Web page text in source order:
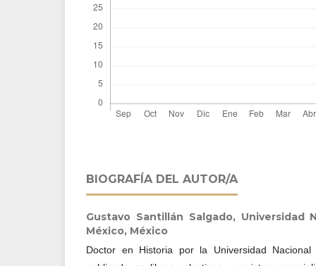
BIOGRAFÍA DEL AUTOR/A
Gustavo Santillán Salgado, Universidad
México, México
Doctor en Historia por la Universidad